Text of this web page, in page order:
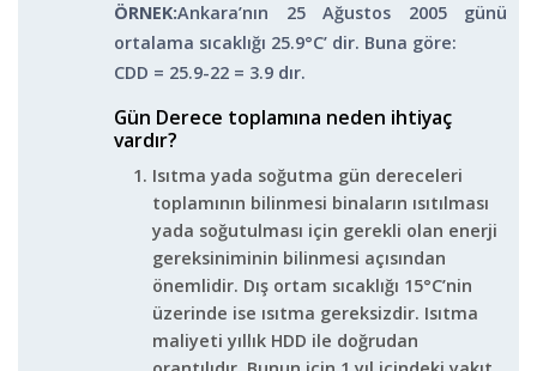
ÖRNEK:Ankara’nın 25 Ağustos 2005 günü
ortalama sıcaklığı 25.9°C’ dir. Buna göre:
CDD = 25.9-22 = 3.9 dır.
Gün Derece toplamına neden ihtiyaç
vardır?
Isıtma yada soğutma gün dereceleri
toplamının bilinmesi binaların ısıtılması
yada soğutulması için gerekli olan enerji
gereksiniminin bilinmesi açısından
önemlidir. Dış ortam sıcaklığı 15°C’nin
üzerinde ise ısıtma gereksizdir. Isıtma
maliyeti yıllık HDD ile doğrudan